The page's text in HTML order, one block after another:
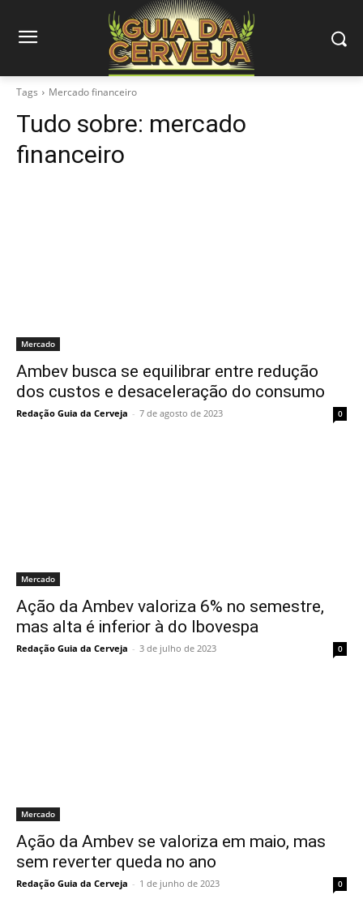
Tags Mercado financeiro
Tudo sobre: mercado
financeiro
Mercado
Ambev busca se equilibrar entre redução
dos custos e desaceleração do consumo
Redação Guia da Cerveja - 7 de agosto de 2023 0
Mercado
Ação da Ambev valoriza 6% no semestre,
mas alta é inferior à do Ibovespa
Redação Guia da Cerveja - 3 de julho de 2023 0
Mercado
Ação da Ambev se valoriza em maio, mas
sem reverter queda no ano
Redação Guia da Cerveja - 1 de junho de 2023 0